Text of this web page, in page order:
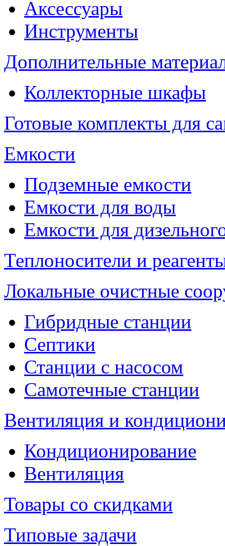
Аксессуары
Инструменты
Дополнительные
Коллекторные шкафы
Готовые комплекты для
Емкости
Подземные емкости
Емкости для воды
Емкости для
Теплоносители и
Локальные очистные
Гибридные станции
Септики
Станции с насосом
Самотечные станции
Вентиляция и
Кондиционирование
Вентиляция
Товары со скидками
Типовые задачи